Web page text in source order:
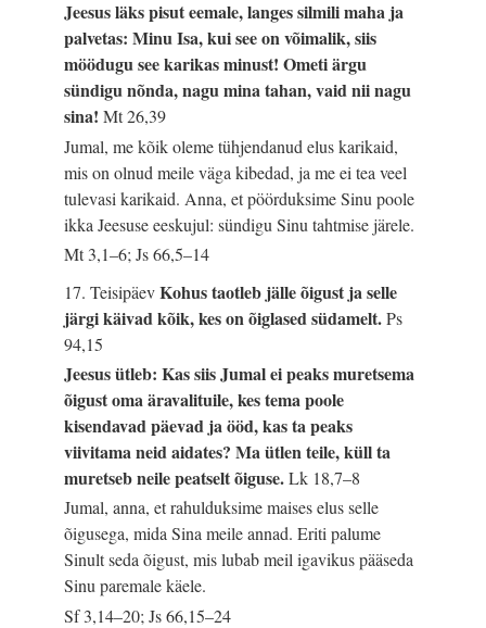
Jeesus läks pisut eemale, langes silmili maha ja
palvetas: Minu Isa, kui see on võimalik, siis
möödugu see karikas minust! Ometi ärgu
sündigu nõnda, nagu mina tahan, vaid nii nagu
sina!Mt 26,39
Jumal, me kõik oleme tühjendanud elus karikaid,
mis on olnud meile väga kibedad, ja me ei tea veel
tulevasi karikaid. Anna, et pöörduksime Sinu poole
ikka Jeesuse eeskujul: sündigu Sinu tahtmise järele.
Mt 3,1–6; Js 66,5–14
17. TeisipäevKohus taotleb jälle õigust ja selle
järgi käivad kõik, kes on õiglased südamelt.Ps
94,15
Jeesus ütleb: Kas siis Jumal ei peaks muretsema
õigust oma äravalituile, kes tema poole
kisendavad päevad ja ööd, kas ta peaks
viivitama neid aidates? Ma ütlen teile, küll ta
muretseb neile peatselt õiguse.Lk 18,7–8
Jumal, anna, et rahulduksime maises elus selle
õigusega, mida Sina meile annad. Eriti palume
Sinult seda õigust, mis lubab meil igavikus pääseda
Sinu paremale käele.
Sf 3,14–20; Js 66,15–24